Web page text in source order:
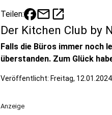
Teilen: mailopen_in_new
Der Kitchen Club by
Falls die Büros immer noch
überstanden. Zum Glück
Veröffentlicht: Freitag,
Anzeige